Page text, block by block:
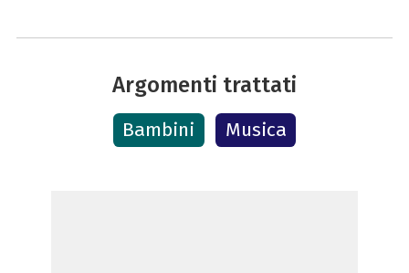
Argomenti trattati
Bambini Musica